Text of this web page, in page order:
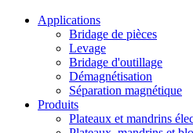
Applications
Bridage de pièces
Levage
Bridage d'outillage
Démagnétisation
Séparation magnétique
Produits
Plateaux et mandrins